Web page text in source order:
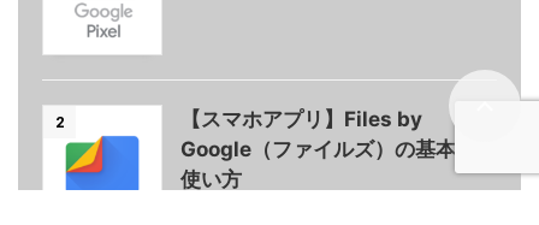
2
【スマホアプリ】Files by
Google（ファイルズ）の基本的な
使い方